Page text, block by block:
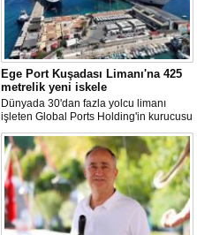
Ege Port Kuşadası Limanı'na 425
metrelik yeni iskele
Dünyada 30'dan fazla yolcu limanı
işleten Global Ports Holding'in kurucusu
ve Yönetim Kurulu Başkanı Mehmet
Kutman'ın sahibi olduğu Ege Port
Kuşadası, yeni bir yatırım hamlesine
hazırlanıyor.